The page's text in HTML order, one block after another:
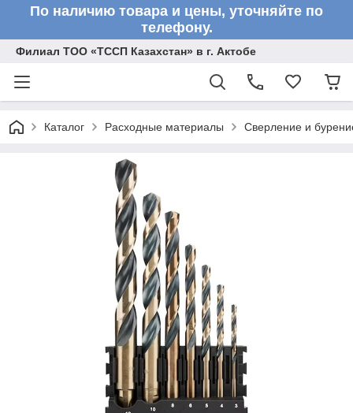
По наличию товара и цены, уточняйте по
телефону.
Филиал ТОО «ТССП Казахстан» в г. Актобе
Каталог Расходные материалы Сверление и